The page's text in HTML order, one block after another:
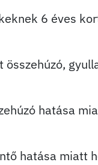
6 éves
hatása
hatása miatt